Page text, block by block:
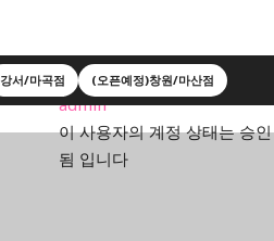
강서/마곡점 (오픈예정)창원/마산점
admin
이 사용자의 계정 상태는 승인
됨 입니다